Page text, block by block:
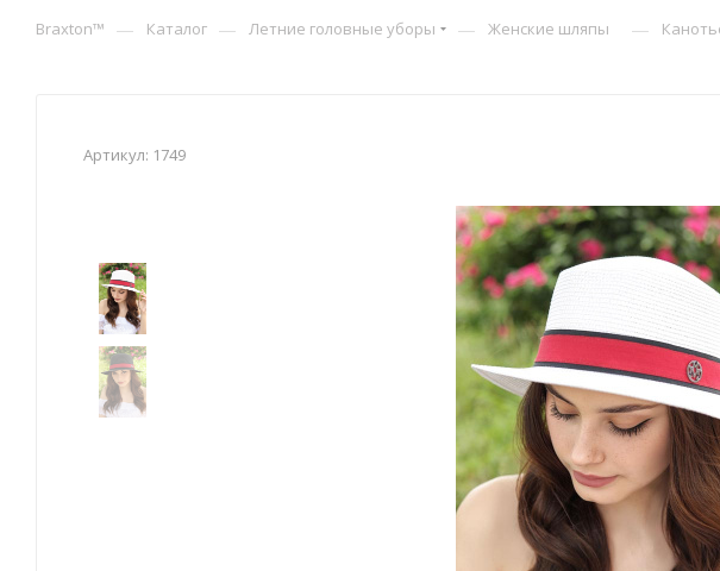
Braxton™ — Каталог — Летние головные уборы — Женские шляпы —
Артикул: 1749